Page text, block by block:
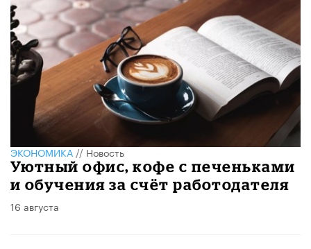
ЭКОНОМИКА//Новость
Уютный офис, кофе с печеньками
и обучения за счёт работодателя
16 августа